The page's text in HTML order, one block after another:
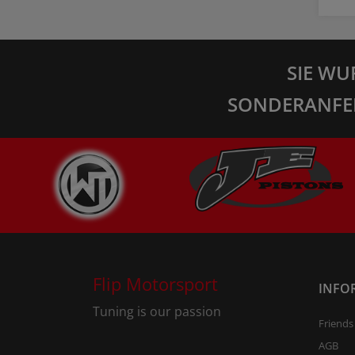
SIE
Flip Motorsport
Tuning is our passion
Friends
AGB